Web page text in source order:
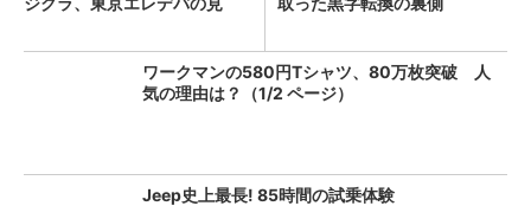
ワークマンの580円Tシャツ、80万枚突破 人
気の理由は？（1/2 ページ）
Jeep史上最長! 85時間の試乗体験